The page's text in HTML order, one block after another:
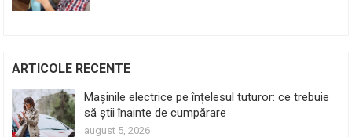
ARTICOLE RECENTE
Mașinile electrice pe înțelesul tuturor: ce trebuie
să știi înainte de cumpărare
august 5, 2026